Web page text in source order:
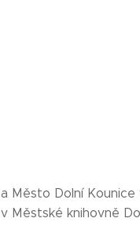
a Město Dolní
v Městské knihovně